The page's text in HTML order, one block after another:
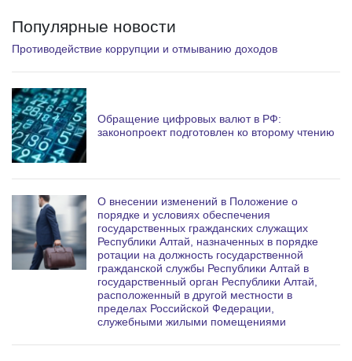
Популярные новости
Противодействие коррупции и отмыванию доходов
Обращение цифровых валют в РФ:
законопроект подготовлен ко второму чтению
О внесении изменений в Положение о
порядке и условиях обеспечения
государственных гражданских служащих
Республики Алтай, назначенных в порядке
ротации на должность государственной
гражданской службы Республики Алтай в
государственный орган Республики Алтай,
расположенный в другой местности в
пределах Российской Федерации,
служебными жилыми помещениями